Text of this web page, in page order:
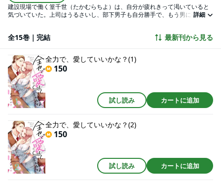
建設現場で働く篁千世（たかむらちよ）は、自分が疲れきって渇いていると
気づいていた。上司はうるさいし、部下男子も自分勝手で、もう男に夢を見
ん、と思っていた瀬尾一愛（せおいちか）から告白された。瀬尾は優しく
うしたらいいかわからない。大人同士なのに、好きってどうすればいいんだ
っけ？体で熱は感じ合うけど、初恋みたいに苦しくて楽しくて。30女子と40
男子の世界が、今さら新しく『恋をすること』で回り出す。
詳細
全15巻｜完結 最新刊から見る
全力で、愛していいかな？(1)
150
試し読み カートに追加
全力で、愛していいかな？(2)
150
試し読み カートに追加